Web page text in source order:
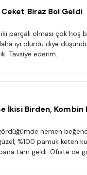
Biraz Bol Geldi
parçalı olması çok hoş
iyi olurdu diye
Tavsiye ederim.
İkisi Birden,
hemen
%100 pamuk keten
tam geldi. Ofiste de